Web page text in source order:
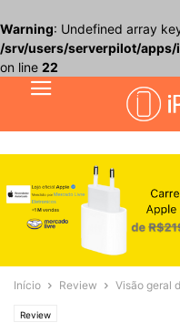
Warning: Undefined array
/srv/users/serverpilot/
on line 22
Início Review Visão geral
Review